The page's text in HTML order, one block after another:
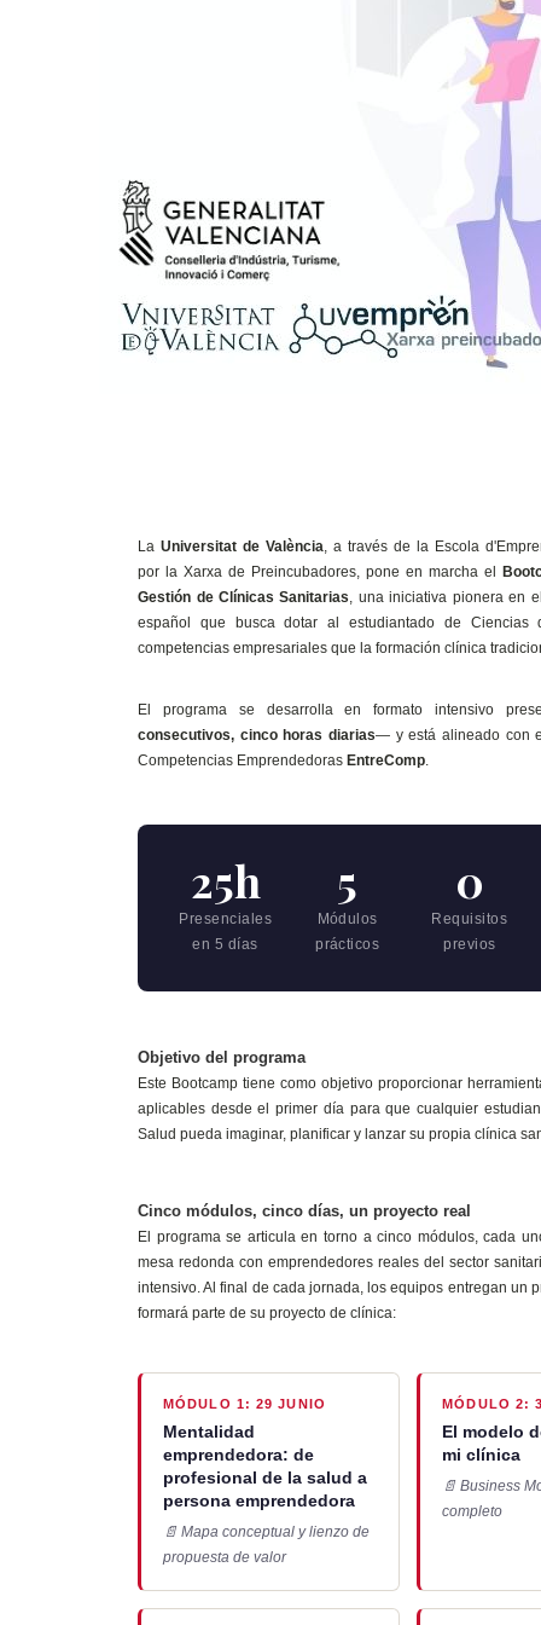
LaUniversitat de València, a través de la Escola
por la Xarxa de Preincubadores, pone en marcha el
Gestión de Clínicas Sanitarias, una iniciativa pionera en
español que busca dotar al estudiantado de
competencias empresariales que la formación clínica
El programa se desarrolla en formato intensivo
consecutivos, cinco horas diarias— y está alineado con
Competencias Emprendedoras EntreComp.
25h
Presenciales
en 5 días
5
Módulos
prácticos
0
Requisitos
previos
Objetivo del programa
Este Bootcamp tiene como objetivo proporcionar
aplicables desde el primer día para que cualquier
Salud pueda imaginar, planificar y lanzar su propia clínica
Cinco módulos, cinco días, un proyecto real
El programa se articula en torno a cinco módulos, cada
mesa redonda con emprendedores reales del sector
intensivo. Al final de cada jornada, los equipos entregan un
formará parte de su proyecto de clínica:
MÓDULO 1: 29 JUNIO
Mentalidad
emprendedora: de
profesional de la salud a
persona emprendedora
📄 Mapa conceptual y lienzo de
propuesta de valor
MÓDULO 2:
El modelo
mi clínica
📄 Business
completo